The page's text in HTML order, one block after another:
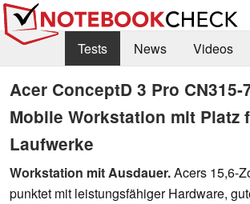
Tests News
Videos
Benchmarks & Tech
Externe Tests
Kaufberatung
Deals Suche
Forum
Acer ConceptD 3 Pro CN315-
Mobile Workstation mit Platz
Laufwerke
Workstation mit Ausdauer.Acers 15,6-
punktet mit leistungsfähiger Hardware,